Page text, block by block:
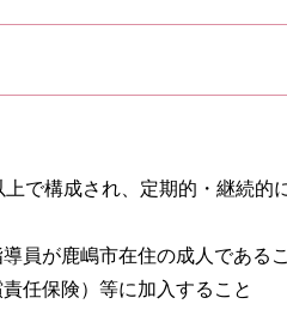
で構成され、定期的・継続的
員が鹿嶋市在住の成人である
任保険）等に加入すること